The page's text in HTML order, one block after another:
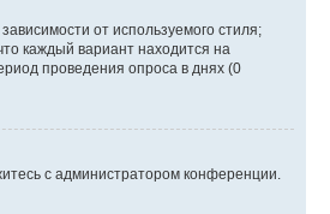
от используемого стиля;
каждый вариант находится на
проведения опроса в днях (0
с администратором конференции.